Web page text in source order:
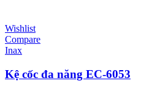
Wishlist
Compare
Inax
Kệ cốc đa năng EC-6053